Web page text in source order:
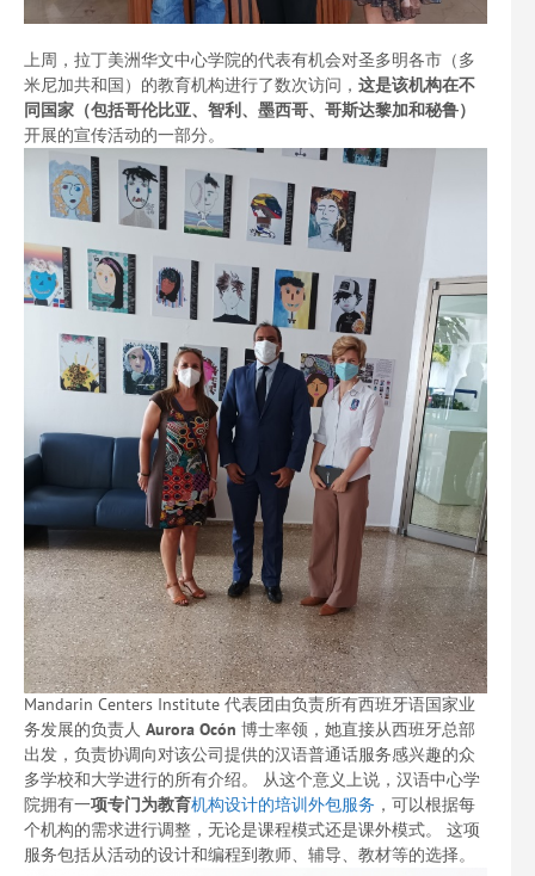
上周，拉丁美洲华文中心学院的代表有机会对圣多明各市（多
米尼加共和国）的教育机构进行了数次访问， 这是该机构在不
同国家（包括哥伦比亚、智利、墨西哥、哥斯达黎加和秘鲁）
开展的宣传活动的一部分。
Mandarin Centers Institute 代表团由负责所有西班牙语国家业
务发展的负责人 Aurora Ocón 博士率领，她直接从西班牙总部
出发，负责协调向对该公司提供的汉语普通话服务感兴趣的众
多学校和大学进行的所有介绍。 从这个意义上说，汉语中心学
院拥有一项专门为教育机构设计的培训外包服务 ，可以根据每
个机构的需求进行调整，无论是课程模式还是课外模式。 这项
服务包括从活动的设计和编程到教师、辅导、教材等的选择。